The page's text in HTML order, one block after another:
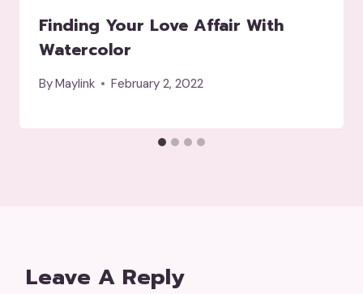
Finding Your Love Affair With
Watercolor
ByMaylink February 2, 2022
Leave A Reply